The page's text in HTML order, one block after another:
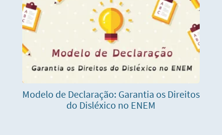
Modelo de Declaração: Garantia os Direitos
do Disléxico no ENEM